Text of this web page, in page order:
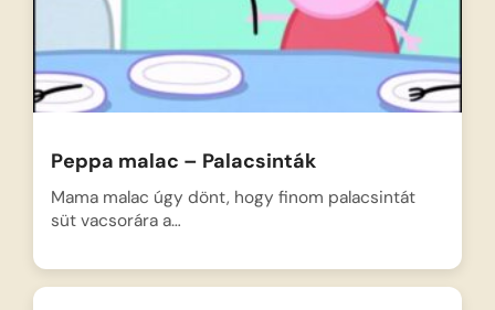
Peppa malac – Palacsinták
Mama malac úgy dönt, hogy finom palacsintát
süt vacsorára a…